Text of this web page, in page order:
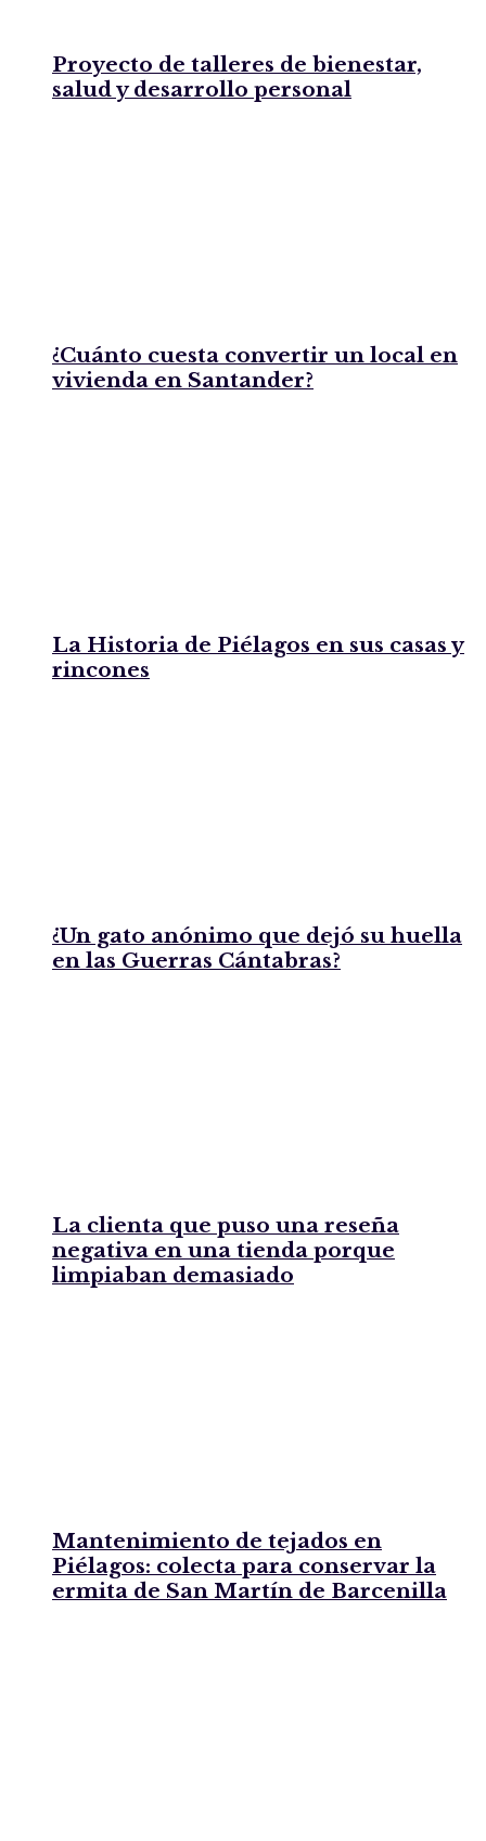
Proyecto de talleres de bienestar,
salud y desarrollo personal
¿Cuánto cuesta convertir un local en
vivienda en Santander?
La Historia de Piélagos en sus casas y
rincones
¿Un gato anónimo que dejó su huella
en las Guerras Cántabras?
La clienta que puso una reseña
negativa en una tienda porque
limpiaban demasiado
Mantenimiento de tejados en
Piélagos: colecta para conservar la
ermita de San Martín de Barcenilla